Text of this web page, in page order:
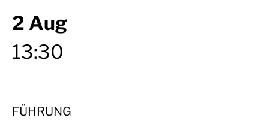
2 Aug
13:30
FÜHRUNG